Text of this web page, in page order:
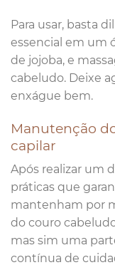
Para usar, basta
essencial em um
de jojoba, e
cabeludo. Deixe
enxágue bem.
Manutenção
capilar
Após realizar um
práticas que
mantenham por
do couro
mas sim uma
contínua de